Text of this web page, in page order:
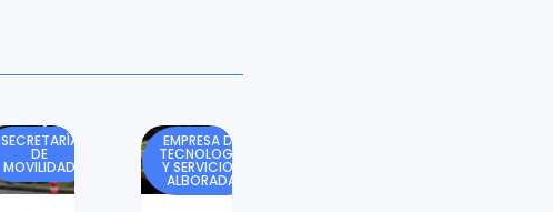
SECRETARÍA
DE
MOVILIDAD
EMPRESA DE
TECNOLOGÍA
Y SERVICIOS
ALBORADA